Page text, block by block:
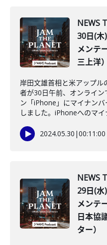
NEWS
30日(木
メンテ
三上洋）
岸田文雄首相と米アップ
者が30日午前、オンライ
ン「iPhone」にマイナン
しました。iPhoneへのマイ
2024.05.30 |00:11:00
NEWS
29日(
メンテ
日本協
ター）